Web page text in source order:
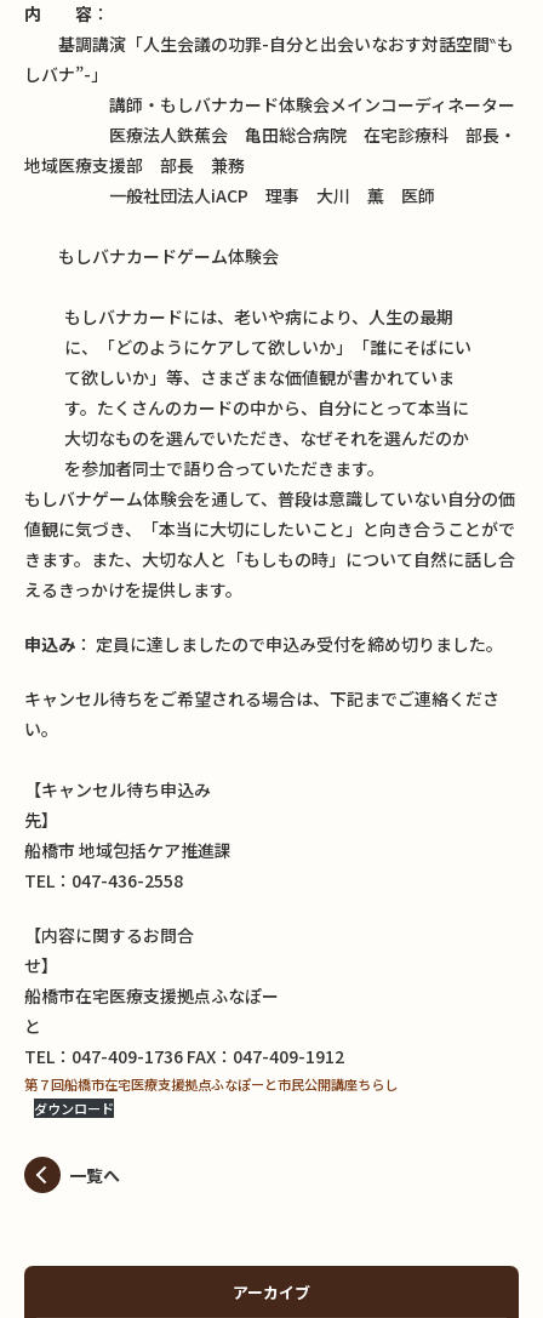
内 容 ：
基調講演「人生会議の功罪-自分と出会いなおす対話空間‶も
しバナ”-」
講師・もしバナカード体験会メインコーディネーター
医療法人鉄蕉会 亀田総合病院 在宅診療科 部長・
地域医療支援部 部長 兼務
一般社団法人iACP 理事 大川 薫 医師
もしバナカードゲーム体験会
もしバナカードには、老いや病により、人生の最期
に、「どのようにケアして欲しいか」「誰にそばにい
て欲しいか」等、さまざまな価値観が書かれていま
す。たくさんのカードの中から、自分にとって本当に
大切なものを選んでいただき、なぜそれを選んだのか
を参加者同士で語り合っていただきます。
もしバナゲーム体験会を通して、普段は意識していない自分の価
値観に気づき、「本当に大切にしたいこと」と向き合うことがで
きます。また、大切な人と「もしもの時」について自然に話し合
えるきっかけを提供します。
申込み ： 定員に達しましたので申込み受付を締め切りました。
キャンセル待ちをご希望される場合は、下記までご連絡くださ
い。
【キャンセル待ち申込み
先
船橋市 地域包括ケア推進課
TEL：047-436-2558
【内容に関するお問合
せ
船橋市在宅医療支援拠点ふなぽー
と
TEL：047-409-1736 FAX：047-409-1912
第７回船橋市在宅医療支援拠点ふなぽーと市民公開講座ちらし
ダウンロード
一覧へ
アーカイブ